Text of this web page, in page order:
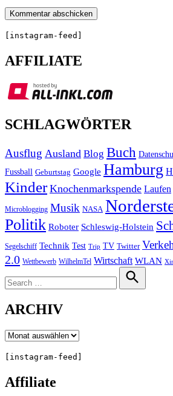
[instagram-feed]
AFFILIATE
SCHLAGWÖRTER
Ausflug Ausland Blog Buch
Fussball Geburtstag Google Hamburg
Kinder Knochenmarkspende Laufen
Microblogging Musik NASA
Politik Roboter Schleswig-Holstein
Segelschiff Technik Test Trip TV Twitter
2.0 Wettbewerb WilhelmTel Wirtschaft WLAN
for:
Search
ARCHIV
Archiv
[instagram-feed]
Affiliate